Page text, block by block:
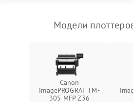
Модели
Canon
imagePROGRAF TM-
305 MFP Z36